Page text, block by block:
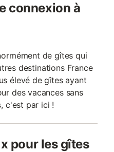
connexion à
de gîtes qui
destinations France
élevé de gîtes ayant
des vacances sans
c'est par ici !
pour les gîtes